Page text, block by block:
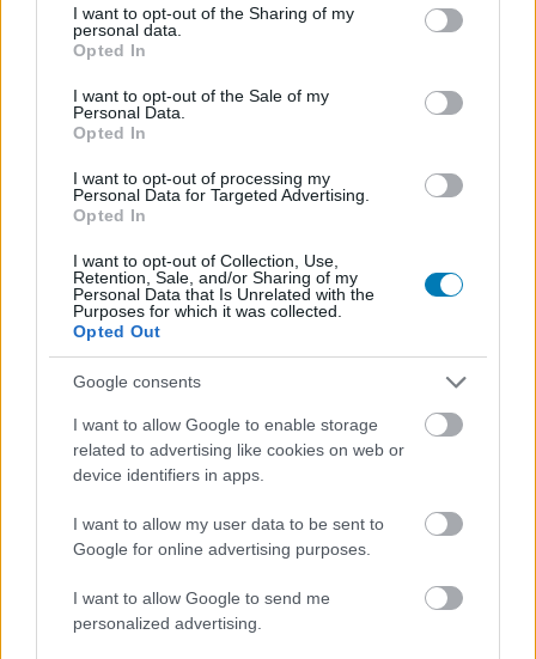
not limited to your visit or usage behaviour. You may click to
grant or deny consent to Google and its third-party tags to
use your data for below specified purposes in below Google
consent section.
I want to opt-out of the Sharing of my
personal data.
Opted In
I want to opt-out of the Sale of my
Personal Data.
Opted In
I want to opt-out of processing my
Personal Data for Targeted Advertising.
Opted In
I want to opt-out of Collection, Use,
Retention, Sale, and/or Sharing of my
Personal Data that Is Unrelated with the
Purposes for which it was collected.
Opted Out
Google consents
I want to allow Google to enable storage
related to advertising like cookies on web or
device identifiers in apps.
I want to allow my user data to be sent to
Google for online advertising purposes.
I want to allow Google to send me
personalized advertising.
rendező csinálja az új DC-s mozit
| 2026.05.29 12:36
hőseit, amiről nehéz megmondani, hogy jó vagy rossz hír.
Rátok bízzuk.